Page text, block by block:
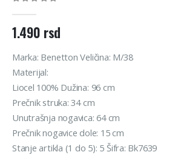
1.490 rsd
Marka: Benetton Veličina: M/38
Materijal:
Liocel 100% Dužina: 96 cm
Prečnik struka: 34 cm
Unutrašnja nogavica: 64 cm
Prečnik nogavice dole: 15 cm
Stanje artikla (1 do 5): 5 Šifra: Bk7639